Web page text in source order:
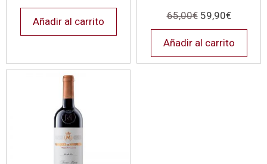
Añadir al carrito 65,00€ 59,90€
Añadir al carrito